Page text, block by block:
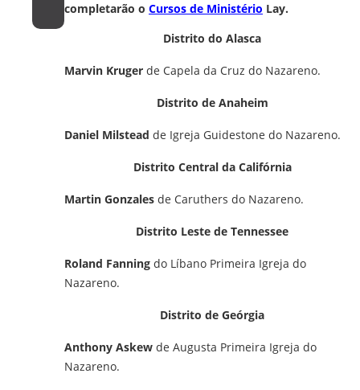
completarão o Cursos de Ministério Lay.
Distrito do Alasca
Marvin Kruger de Capela da Cruz do Nazareno.
Distrito de Anaheim
Daniel Milstead de Igreja Guidestone do Nazareno.
Distrito Central da Califórnia
Martin Gonzales de Caruthers do Nazareno.
Distrito Leste de Tennessee
Roland Fanning do Líbano Primeira Igreja do
Nazareno.
Distrito de Geórgia
Anthony Askew de Augusta Primeira Igreja do
Nazareno.